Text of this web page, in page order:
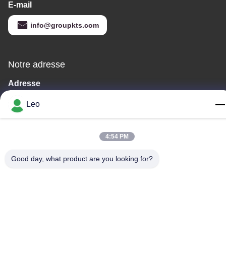
E-mail
info@groupkts.com
Notre adresse
Adresse
No. 1700, section du nord d'avenue de Tianfu, zone de pointe,
Chengdu, Sichuan, Chine
Leo
4:54 PM
Good day, what product are you looking for?